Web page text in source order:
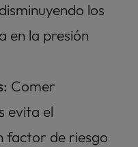
los
en la presión
Comer
evita el
factor de riesgo